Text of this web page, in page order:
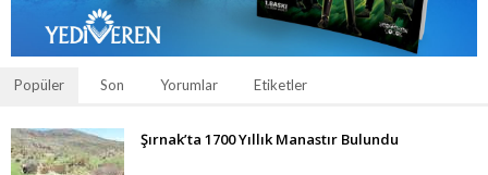
Popüler Son Yorumlar Etiketler
Şırnak’ta 1700 Yıllık Manastır Bulundu